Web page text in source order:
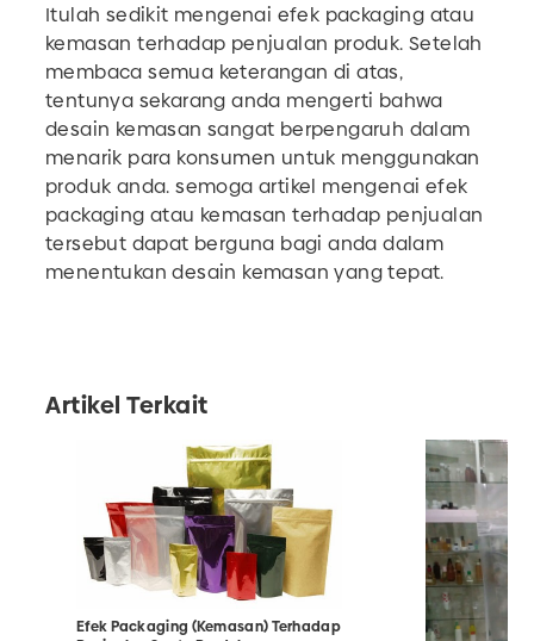
Itulah sedikit mengenai efek packaging atau
kemasan terhadap penjualan produk. Setelah
membaca semua keterangan di atas,
tentunya sekarang anda mengerti bahwa
desain kemasan sangat berpengaruh dalam
menarik para konsumen untuk menggunakan
produk anda. semoga artikel mengenai efek
packaging atau kemasan terhadap penjualan
tersebut dapat berguna bagi anda dalam
menentukan desain kemasan yang tepat.
Artikel Terkait
Efek Packaging (Kemasan) Terhadap